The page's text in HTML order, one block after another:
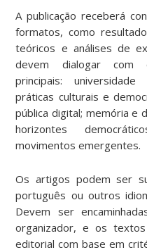
A publicação receberá
formatos, como
teóricos e análises de
devem dialogar com
principais:
práticas culturais e
pública digital; memória e
horizontes
movimentos emergentes.
Os artigos podem ser
português ou outros
Devem ser
organizador, e os
editorial com base em